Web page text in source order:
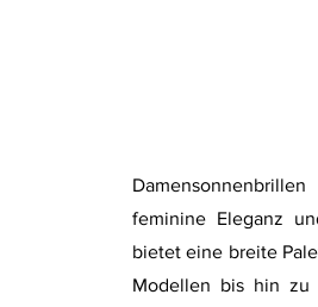
feminine Eleganz
bietet eine breite
Modellen bis hin zu